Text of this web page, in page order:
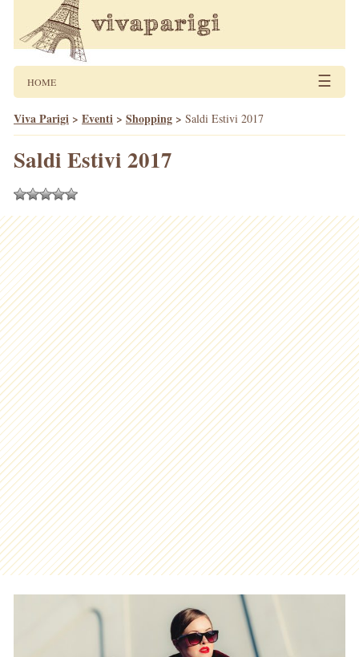
HOME ☰
Viva Parigi > Eventi > Shopping > Saldi Estivi 2017
Saldi Estivi 2017